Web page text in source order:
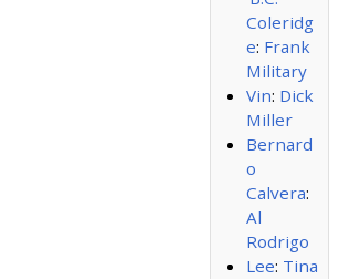
Coleridg
e: Frank
Military
Vin: Dick
Miller
Bernard
o
Calvera:
Al
Rodrigo
Lee: Tina